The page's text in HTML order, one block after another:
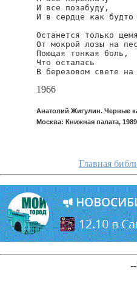
И все позабуду,
И в сердце как будто
Останется только
От мокрой лозы на
Поющая тонкая боль,
Что осталась
В березовом свете на
1966
Анатолий Жигулин. Черные
Москва: Книжная палата,
Главная